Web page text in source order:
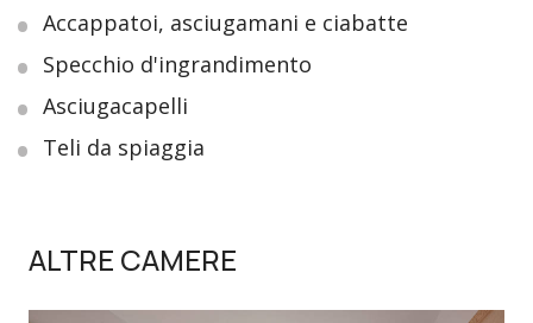
Accappatoi, asciugamani e ciabatte
Specchio d'ingrandimento
Asciugacapelli
Teli da spiaggia
ALTRE CAMERE